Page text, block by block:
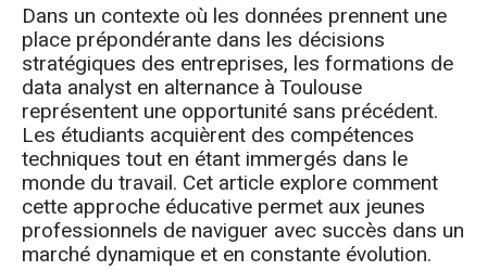
Dans un contexte où les données prennent une
place prépondérante dans les décisions
stratégiques des entreprises, les formations de
data analyst en alternance à Toulouse
représentent une opportunité sans précédent.
Les étudiants acquièrent des compétences
techniques tout en étant immergés dans le
monde du travail. Cet article explore comment
cette approche éducative permet aux jeunes
professionnels de naviguer avec succès dans un
marché dynamique et en constante évolution.